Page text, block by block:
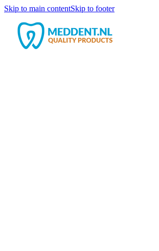
Skip to main contentSkip to footer